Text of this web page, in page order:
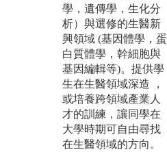
學，遺傳學，生化分
析）與選修的生醫新
興領域 (基因體學，蛋
白質體學，幹細胞與
基因編輯等)。提供學
生在生醫領域深造 ，
或培養跨領域產業人
才的訓練，讓同學在
大學時期可自由尋找
在生醫領域的方向。